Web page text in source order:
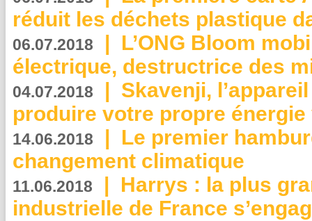
réduit les déchets plastique
06.07.2018 | L’ONG Bloom
électrique, destructrice des
04.07.2018 | Skavenji,
produire votre propre
14.06.2018 | Le premier
changement climatique
11.06.2018 | Harrys : la plus
industrielle de France